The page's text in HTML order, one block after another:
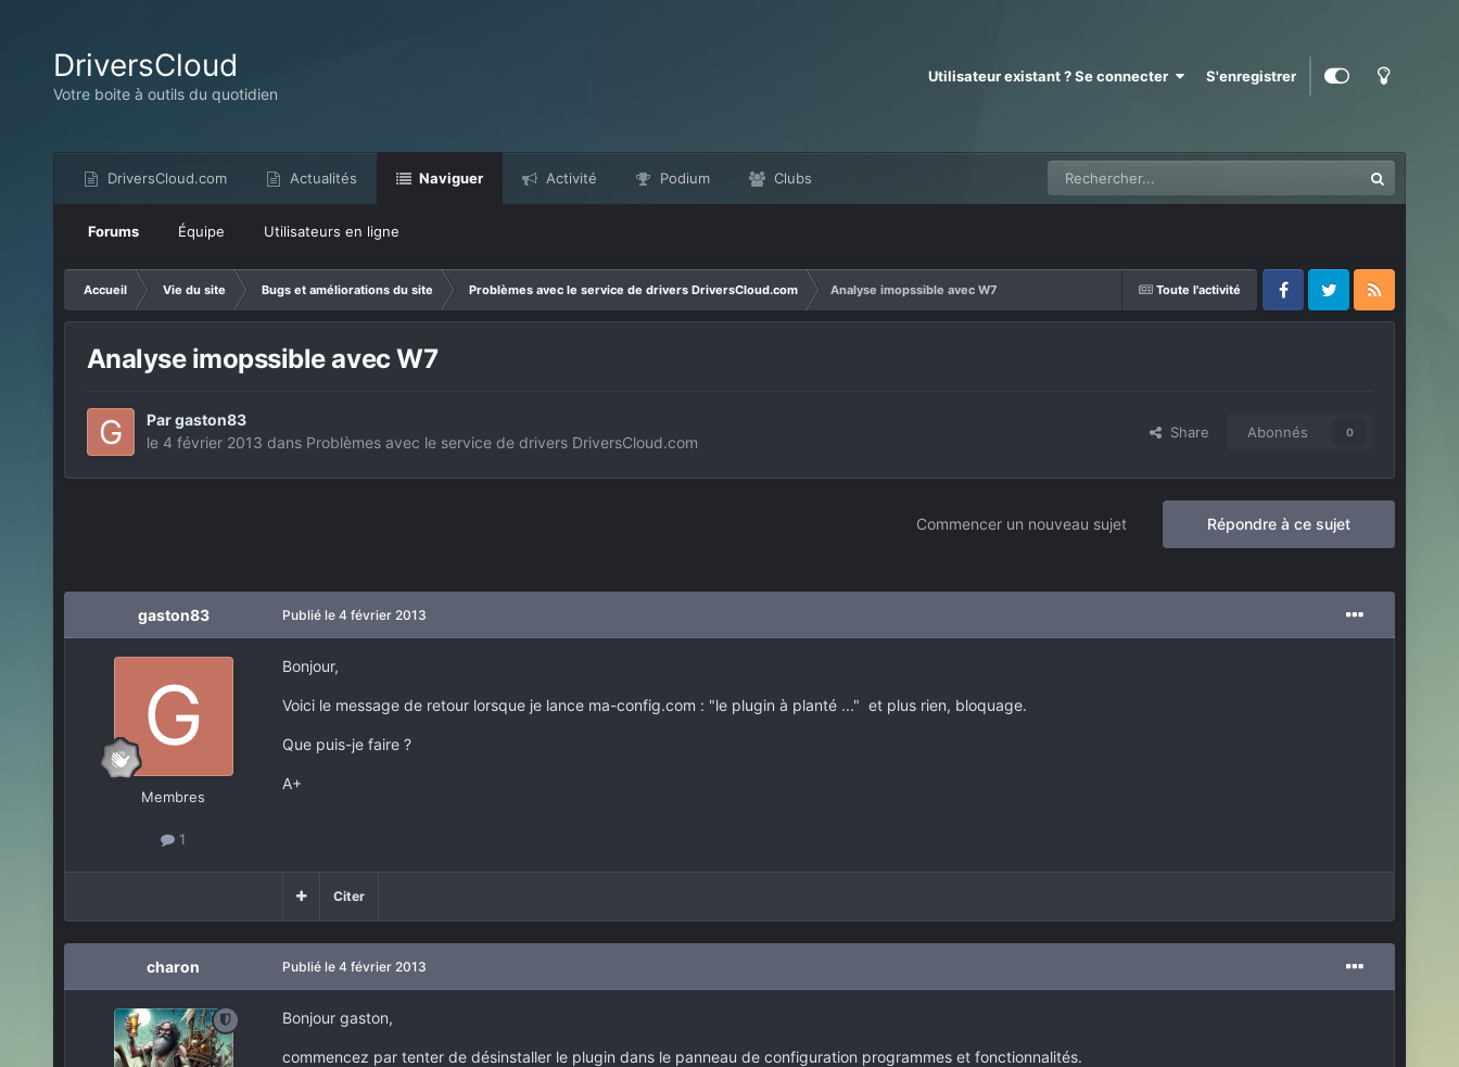
DriversCloud
Votre boite à outils du quotidien
Utilisateur existant ? Se connecter S'enregistrer
DriversCloud.com Actualités Naviguer
Forums Équipe Utilisateurs en ligne
Activité Podium Clubs
Toute l'activité
Accueil Vie du site Bugs et améliorations du site Problèmes avec le service de drivers DriversCloud.com
Analyse imopssible avec W7
FacebookTwitter RSS
Analyse imopssible avec W7
Pargaston83
le 4 février 2013 dans Problèmes avec le service de drivers DriversCloud.com
Share Abonnés 0
Répondre à ce sujet
Commencer un nouveau sujet
gaston83
Membres
1
Publié le 4 février 2013
Bonjour,
Voici le message de retour lorsque je lance ma-config.com : "le plugin à planté ..." et plus rien, bloquage.
Que puis-je faire ?
A+
Citer
charon Publié le 4 février 2013
Bonjour gaston,
commencez par tenter de désinstaller le plugin dans le panneau de configuration programmes et fonctionnalités.